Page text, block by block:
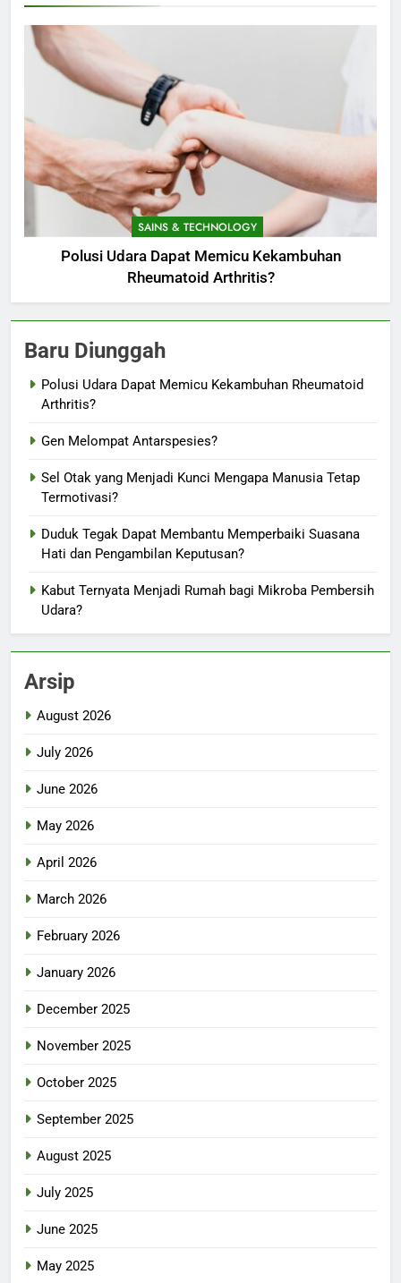
SAINS & TECHNOLOGY
Polusi Udara Dapat Memicu Kekambuhan
Rheumatoid Arthritis?
Baru Diunggah
Polusi Udara Dapat Memicu Kekambuhan Rheumatoid
Arthritis?
Gen Melompat Antarspesies?
Sel Otak yang Menjadi Kunci Mengapa Manusia Tetap
Termotivasi?
Duduk Tegak Dapat Membantu Memperbaiki Suasana
Hati dan Pengambilan Keputusan?
Kabut Ternyata Menjadi Rumah bagi Mikroba Pembersih
Udara?
Arsip
August 2026
July 2026
June 2026
May 2026
April 2026
March 2026
February 2026
January 2026
December 2025
November 2025
October 2025
September 2025
August 2025
July 2025
June 2025
May 2025